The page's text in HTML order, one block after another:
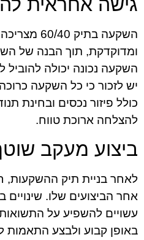
השקעה בתיק
ומדוקדקת, תוך הבנה של
השקעה נכונה יכולה
יש לזכור כי כל השקעה כרוכה
כולל פיזור נכסים ובחינת
להצלחה ארוכת טווח.
ביצוע מעקב
לאחר בניית תיק
אחר הביצועים שלו.
עשויים להשפיע על
באופן קבוע ולבצע התאמות